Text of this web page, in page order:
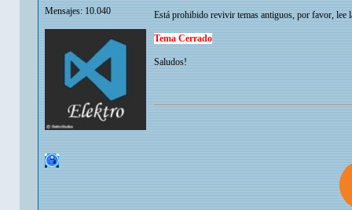
Mensajes: 10.040 Está prohibido revivir temas antiguos, por favor, lee
Tema Cerrado
Saludos!